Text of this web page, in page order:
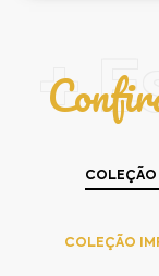
+
COLEÇÃO
COLEÇÃO